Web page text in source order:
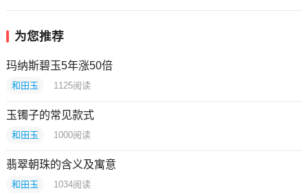
为您推荐
玛纳斯碧玉5年涨50倍
和田玉 1125阅读
玉镯子的常见款式
和田玉 1000阅读
翡翠朝珠的含义及寓意
和田玉 1034阅读